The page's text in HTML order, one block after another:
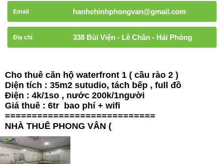
Email hanhchinhphongvan@gmail.com
Địa chỉ 338 Bùi Viện - Lê Chân - Hải Phòng
Cho thuê căn hộ waterfront 1 ( cầu rào 2 )
Diện tích : 35m2 sutudio, tách bếp , full đồ
Điện : 4k/1so , nước 200k/1người
Giá thuê : 6tr bao phí + wifi
============================
NHÀ THUÊ PHONG VÂN (